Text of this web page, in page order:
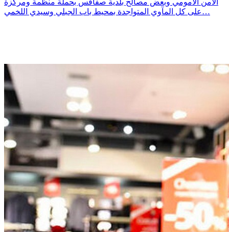
على كل المآوي المتواجدة بمحيط باب الجبلي وسيدي اللخمي…